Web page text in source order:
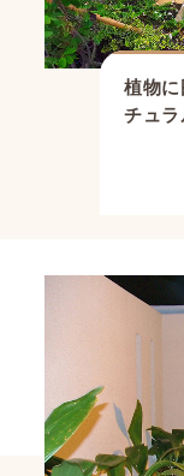
植物
チュ